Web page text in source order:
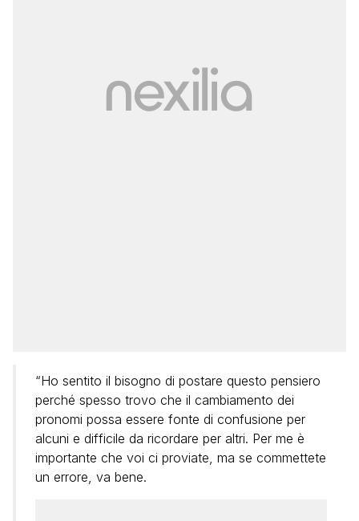
“Ho sentito il bisogno di postare questo pensiero
perché spesso trovo che il cambiamento dei
pronomi possa essere fonte di confusione per
alcuni e difficile da ricordare per altri. Per me è
importante che voi ci proviate, ma se commettete
un errore, va bene.